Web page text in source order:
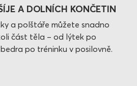
A DOLNÍCH KONČETIN
a polštáře můžete snadno
část těla – od lýtek po
po tréninku v posilovně.